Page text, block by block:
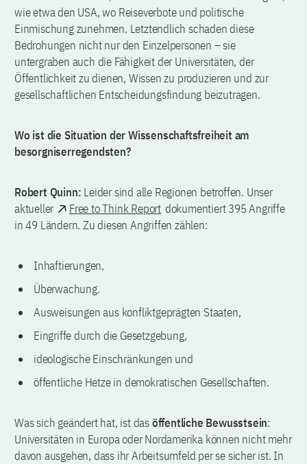
wie etwa den USA, wo Reiseverbote und politische
Einmischung zunehmen. Letztendlich schaden diese
Bedrohungen nicht nur den Einzelpersonen – sie
untergraben auch die Fähigkeit der Universitäten, der
Öffentlichkeit zu dienen, Wissen zu produzieren und zur
gesellschaftlichen Entscheidungsfindung beizutragen.
Wo ist die Situation der Wissenschaftsfreiheit am
besorgniserregendsten?
Robert Quinn: Leider sind alle Regionen betroffen. Unser
aktueller
Free to Think Report dokumentiert 395 Angriffe
in 49 Ländern. Zu diesen Angriffen zählen:
Inhaftierungen,
Überwachung.
Ausweisungen aus konfliktgeprägten Staaten,
Eingriffe durch die Gesetzgebung,
ideologische Einschränkungen und
öffentliche Hetze in demokratischen Gesellschaften.
Was sich geändert hat, ist dasöffentliche Bewusstsein:
Universitäten in Europa oder Nordamerika können nicht mehr
davon ausgehen, dass ihr Arbeitsumfeld per se sicher ist. In